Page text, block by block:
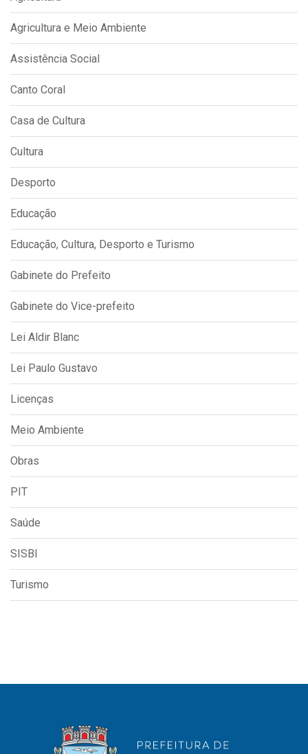
Agricultura e Meio Ambiente
Assistência Social
Canto Coral
Casa de Cultura
Cultura
Desporto
Educação
Educação, Cultura, Desporto e Turismo
Gabinete do Prefeito
Gabinete do Vice-prefeito
Lei Aldir Blanc
Lei Paulo Gustavo
Licenças
Meio Ambiente
Obras
PIT
Saúde
SISBI
Turismo
experiência mais relevante, lembrando suas